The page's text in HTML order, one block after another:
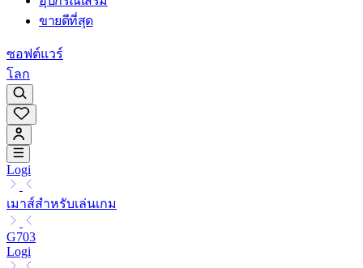
ขายดีที่สุด
ซอฟต์แวร์
โลก
Logi
เมาส์สำหรับเล่นเกม
G703
Logi